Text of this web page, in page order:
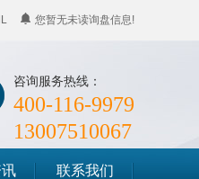
您暂无未读询盘信息!
咨询服务热线：
400-116-9979
13007510067
联系我们